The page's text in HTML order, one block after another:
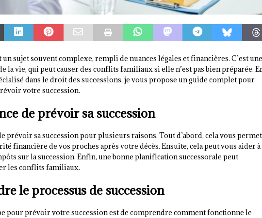
un sujet souvent complexe, rempli de nuances légales et financières. C’est une
la vie, qui peut causer des conflits familiaux si elle n’est pas bien préparée.
dans le droit des successions, je vous propose un guide complet pour
votre succession.
de prévoir sa succession
prévoir sa succession pour plusieurs raisons. Tout d’abord, cela vous
financière de vos proches après votre décès. Ensuite, cela peut vous aider à
sur la succession. Enfin, une bonne planification successorale peut
les conflits familiaux.
le processus de succession
pour prévoir votre succession est de comprendre comment fonctionne le